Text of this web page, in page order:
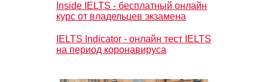
Inside IELTS - бесплатный онлайн
курс от владельцев экзамена
IELTS Indicator - онлайн тест IELTS
на период коронавируса